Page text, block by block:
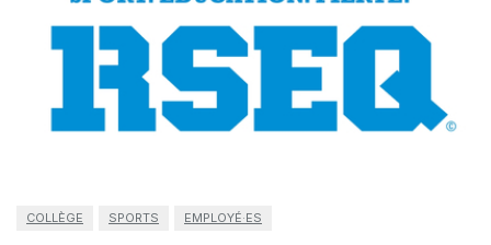
COLLÈGE SPORTS EMPLOYÉ·ES